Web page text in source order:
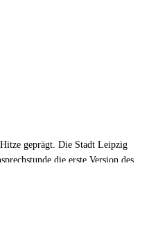
geprägt. Die Stadt Leipzig
die erste Version des